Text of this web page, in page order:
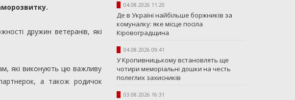
дружин ветеранів, які
які виконують цю важливу
а також родичок
04.08.2026 11:20
Де в Україні найбільше боржників за
комуналку: яке місце посіла
Кіровоградщина
04.08.2026 09:41
У Кропивницькому встановлять ще
чотири меморіальні дошки на честь
полеглих захисників
03.08.2026 16:31